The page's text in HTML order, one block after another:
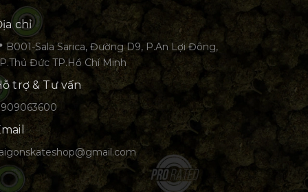
chỉ
B001-Sala Sarica, Đường D9, P.An Lợi Đông,
Đức TP.Hồ Chí Minh
trợ & Tư vấn